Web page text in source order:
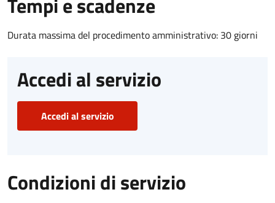
Durata massima del procedimento amministrativo: 30 giorni
Accedi al servizio
Accedi al servizio
Condizioni di servizio